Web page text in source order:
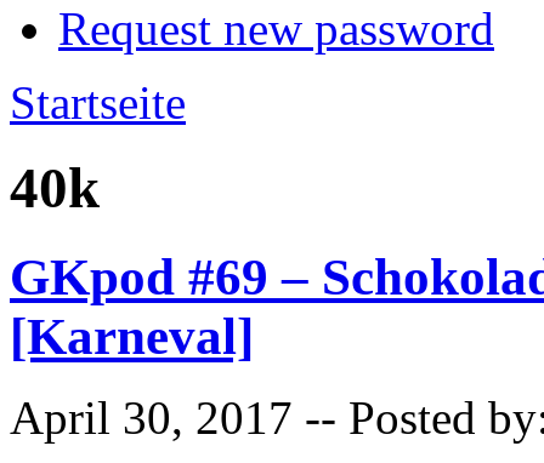
Request new password
Startseite
40k
GKpod #69 –
[Karneval]
April 30, 2017 -- Posted